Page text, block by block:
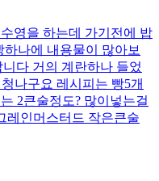
영을 하는데 가기전에 밥
나에 내용물이 많아보
다 거의 계란하나 들었
나구요 레시피는 빵5개
2큰술정도? 많이넣는걸
레인머스터드 작은큰술